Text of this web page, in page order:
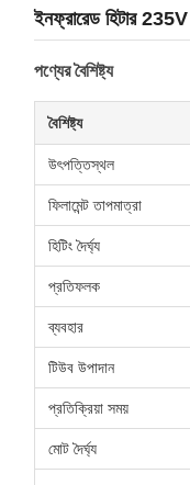
ইনফ্রারেড হিটার
পণ্যের বৈশিষ্ট্য
বৈশিষ্ট্য
উৎপত্তিস্থল
ফিলামেন্ট তাপমাত্রা
হিটিং দৈর্ঘ্য
প্রতিফলক
ব্যবহার
টিউব উপাদান
প্রতিক্রিয়া সময়
মোট দৈর্ঘ্য